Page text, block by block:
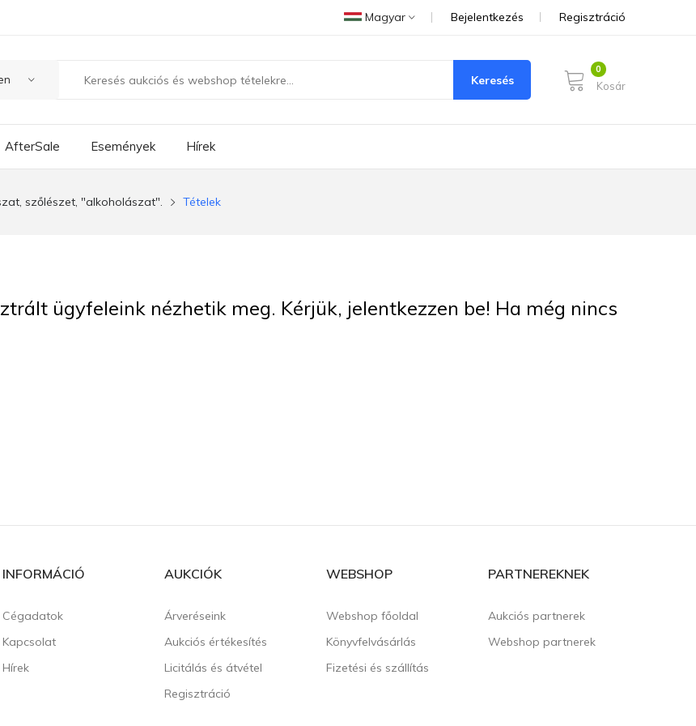
Magyar Bejelentkezés Regisztráció
Keresés Kosár
AfterSale Események Hírek
szőlészet, "alkoholászat". Tételek
ügyfeleink nézhetik meg. Kérjük, jelentkezzen be! Ha még nincs
INFORMÁCIÓ
Cégadatok
Kapcsolat
Hírek
AUKCIÓK
Árveréseink
Aukciós értékesítés
Licitálás és átvétel
Regisztráció
WEBSHOP
Webshop főoldal
Könyvfelvásárlás
Fizetési és szállítás
PARTNEREKNEK
Aukciós partnerek
Webshop partnerek